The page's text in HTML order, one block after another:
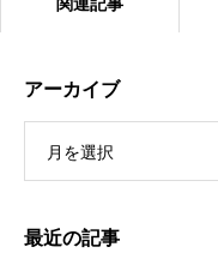
第42回竹下まつり
アーカイブ
月を選択
最近の記事